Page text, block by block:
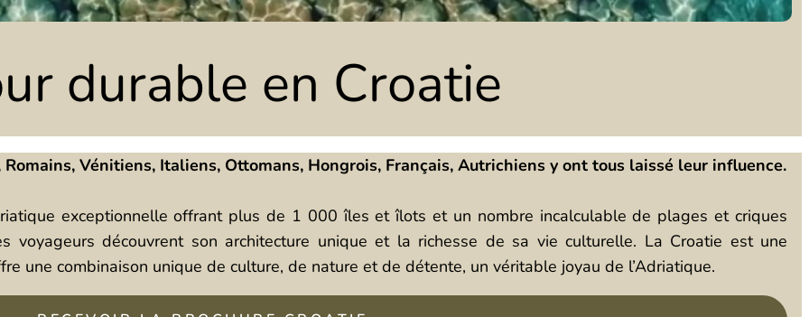
durable en Croatie
Vénitiens, Italiens, Ottomans, Hongrois, Français, Autrichiens y ont tous laissé leur influence.
exceptionnelle offrant plus de 1 000 îles et îlots et un nombre incalculable de plages et criques
voyageurs découvrent son architecture unique et la richesse de sa vie culturelle. La Croatie est une
une combinaison unique de culture, de nature et de détente, un véritable joyau de l’Adriatique.